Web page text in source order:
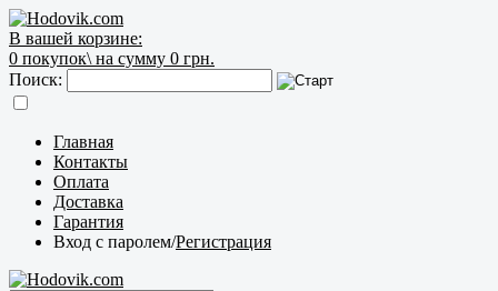
В вашей корзине:
0 покупок\ на сумму 0 грн.
Поиск:
Главная
Контакты
Оплата
Доставка
Гарантия
Вход с паролем/Регистрация